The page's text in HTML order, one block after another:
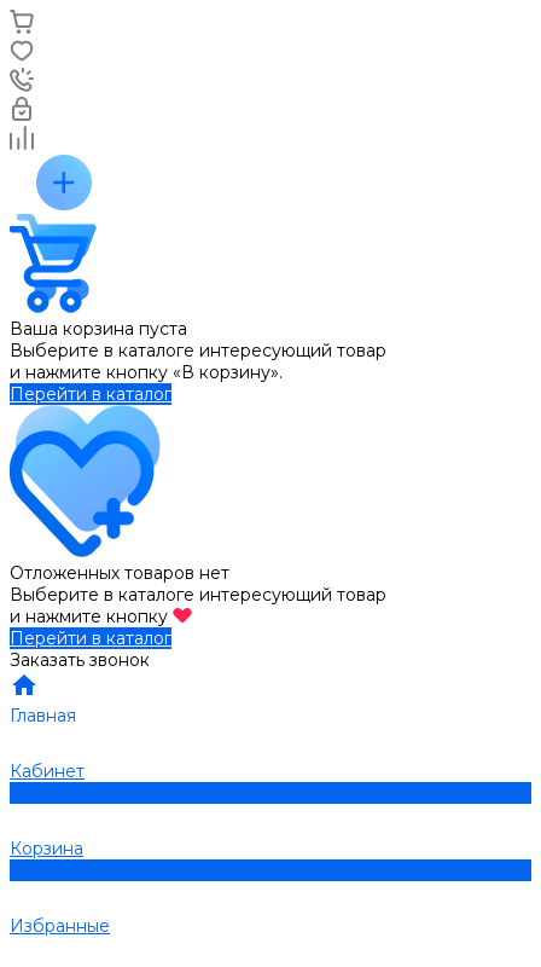
Ваша корзина пуста
Выберите в каталоге интересующий товар
и нажмите кнопку «В корзину».
Перейти в каталог
Отложенных товаров нет
Выберите в каталоге интересующий товар
и нажмите кнопку
Перейти в каталог
Заказать звонок
Главная
Кабинет
Корзина
Избранные